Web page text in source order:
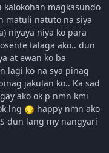
magkasundo
matuli natuto na siya
niyaya niya ko para
talaga ako.. dun
at ewan ko ba
lagi ko na sya pinag
jakulan ko.. Ka sad
ako ok p nmn kmi
lng
happy nmn ako
dun lang my nangyari